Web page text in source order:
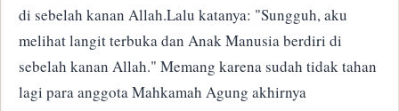
di sebelah kanan Allah.Lalu katanya: "Sungguh, aku
melihat langit terbuka dan Anak Manusia berdiri di
sebelah kanan Allah." Memang karena sudah tidak tahan
lagi para anggota Mahkamah Agung akhirnya